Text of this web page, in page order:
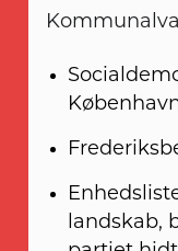
landskab,